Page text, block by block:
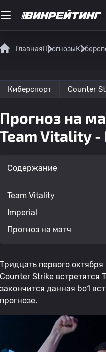
ГлавнаяПрогнозы
Киберспорт Counter
Прогноз на
Team Vitality
Содержание
Team Vitality
Imperial
Прогноз на матч
Тридцать первого
Counter Strike встретятся
закончится данная bo1
прогнозе.